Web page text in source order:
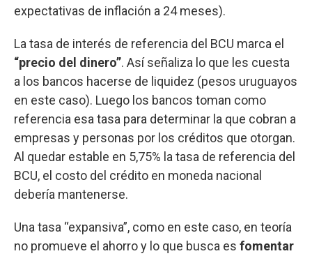
expectativas de inflación a 24 meses).
La tasa de interés de referencia del BCU marca el
“precio del dinero”. Así señaliza lo que les cuesta
a los bancos hacerse de liquidez (pesos uruguayos
en este caso). Luego los bancos toman como
referencia esa tasa para determinar la que cobran a
empresas y personas por los créditos que otorgan.
Al quedar estable en 5,75% la tasa de referencia del
BCU, el costo del crédito en moneda nacional
debería mantenerse.
Una tasa “expansiva”, como en este caso, en teoría
no promueve el ahorro y lo que busca es fomentar